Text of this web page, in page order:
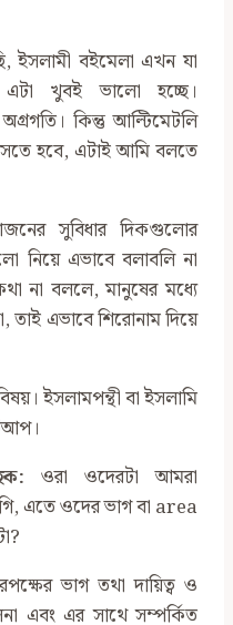
ইসলামী বইমেলা এখন যা
এটা খুবই ভালো হচ্ছে।
কিন্তু আল্টিমেটলি
হবে, এটাই আমি বলতে
সুবিধার দিকগুলোর
নিয়ে এভাবে বলাবলি না
না বললে, মানুষের মধ্যে
তাই এভাবে শিরোনাম দিয়ে
ইসলামপন্থী বা ইসলামি
ওরা ওদেরটা আমরা
এতে ওদের ভাগ বা area
ভাগ তথা দায়িত্ব ও
এবং এর সাথে সম্পর্কিত